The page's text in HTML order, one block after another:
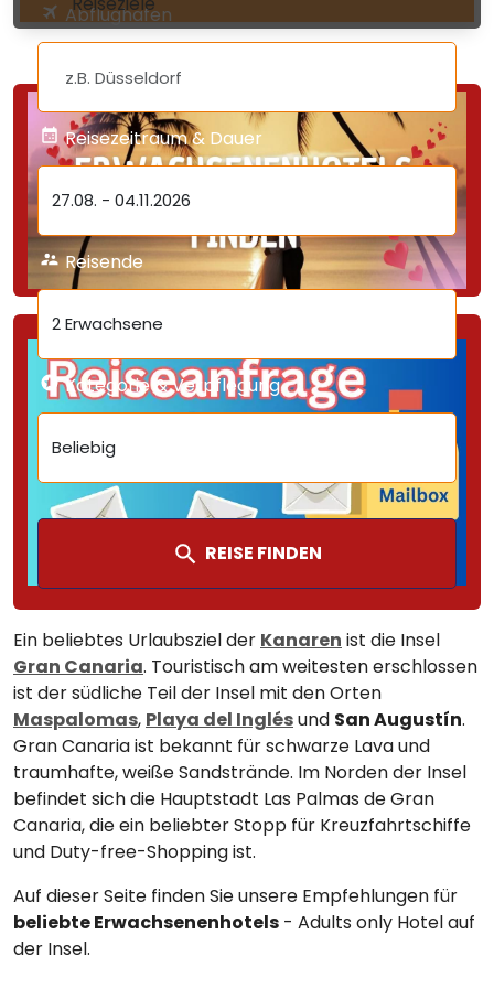
Abflughafen
Reisezeitraum & Dauer
27.08. -04.11.2026
Reisende
2 Erwachsene
Kategorie & Verpflegung
Beliebig
REISE FINDEN
Ein beliebtes Urlaubsziel der Kanaren ist die Insel
Gran Canaria. Touristisch am weitesten erschlossen
ist der südliche Teil der Insel mit den Orten
Maspalomas, Playa del Inglésund San Augustín.
Gran Canaria ist bekannt für schwarze Lava und
traumhafte, weiße Sandstrände. Im Norden der Insel
befindet sich die Hauptstadt Las Palmas de Gran
Canaria, die ein beliebter Stopp für Kreuzfahrtschiffe
und Duty-free-Shopping ist.
Auf dieser Seite finden Sie unsere Empfehlungen für
beliebte Erwachsenenhotels - Adults only Hotel auf
der Insel.